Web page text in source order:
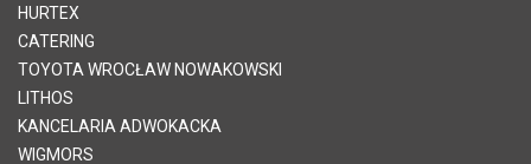
HURTEX
CATERING
TOYOTA WROCŁAW NOWAKOWSKI
LITHOS
KANCELARIA ADWOKACKA
WIGMORS